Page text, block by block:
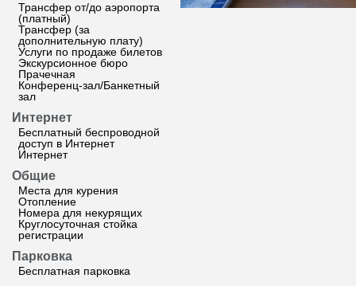
Трансфер от/до аэропорта
(платный)
Трансфер (за
дополнительную плату)
Услуги по продаже билетов
Экскурсионное бюро
Прачечная
Конференц-зал/Банкетный
зал
Интернет
Бесплатный беспроводной
доступ в Интернет
Интернет
Общие
Места для курения
Отопление
Номера для некурящих
Круглосуточная стойка
регистрации
Парковка
Бесплатная парковка